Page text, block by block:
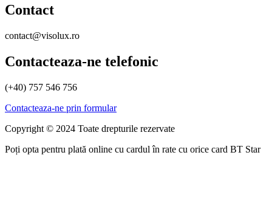
Contact
contact@visolux.ro
Contacteaza-ne telefonic
(+40) 757 546 756
Contacteaza-ne prin formular
Copyright © 2024 Toate drepturile rezervate
Poți opta pentru plată online cu cardul în rate cu orice card BT Star